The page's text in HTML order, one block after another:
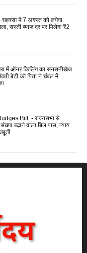
में 7 अगस्त को लगेगा
सस्ती ब्याज दर पर मिलेगा ₹2
में ऑनर किलिंग का सनसनीखेज
बेटी को पिता ने चंबल में
Bill :- राज्यसभा से
बढ़ाने वाला बिल पास, न्याय